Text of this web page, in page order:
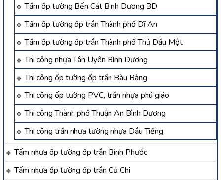
Tấm ốp tường Bến Cát Bình Dương BD
Tấm ốp tường ốp trần Thành phố Dĩ An
Tấm ốp tường ốp trần Thành phố Thủ Dầu Một
Thi công nhựa Tân Uyên Bình Dương
Thi công ốp tường ốp trần Bàu Bàng
Thi công ốp tường PVC, trần nhựa phú giáo
Thi công Thành phố Thuận An Bình Dương
Thi công trần nhựa tường nhựa Dầu Tiếng
Tấm nhựa ốp tường ốp trần Bình Phước
Tấm nhựa ốp tường ốp trần Củ Chi